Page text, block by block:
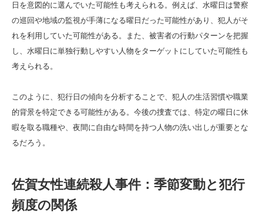
日を意図的に選んでいた可能性も考えられる。例えば、水曜日は警察
の巡回や地域の監視が手薄になる曜日だった可能性があり、犯人がそ
れを利用していた可能性がある。また、被害者の行動パターンを把握
し、水曜日に単独行動しやすい人物をターゲットにしていた可能性も
考えられる。
このように、犯行日の傾向を分析することで、犯人の生活習慣や職業
的背景を特定できる可能性がある。今後の捜査では、特定の曜日に休
暇を取る職種や、夜間に自由な時間を持つ人物の洗い出しが重要とな
るだろう。
佐賀女性連続殺人事件：季節変動と犯行
頻度の関係